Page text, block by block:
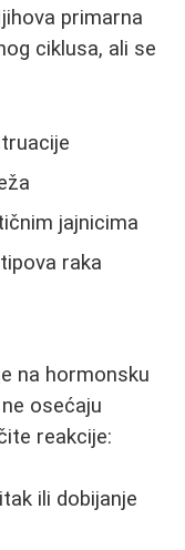
primarna
ciklusa, ali se
jajnicima
raka
na hormonsku
osećaju
reakcije:
ili dobijanje